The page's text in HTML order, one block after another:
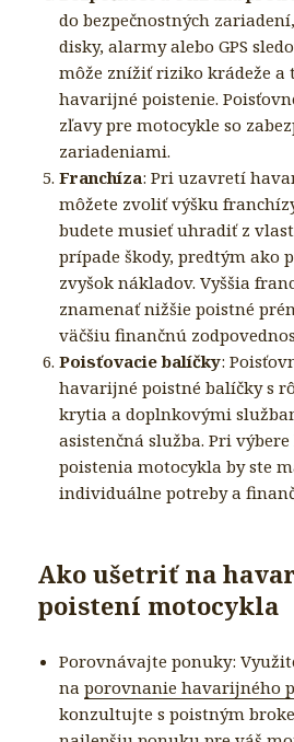
do bezpečnostných
disky, alarmy alebo GPS
môže znížiť riziko krádeže a
havarijné poistenie.
zľavy pre motocykle so
zariadeniami.
Franchíza: Pri uzavretí
môžete zvoliť výšku
budete musieť uhradiť z
prípade škody, predtým ako
zvyšok nákladov. Vyššia
znamenať nižšie poistné
väčšiu finančnú
Poisťovacie balíčky:
havarijné poistné balíčky s
krytia a doplnkovými
asistenčná služba. Pri
poistenia motocykla by ste
individuálne potreby a
Ako ušetriť na
poistení motocykla
Porovnávajte ponuky:
naporovnanie havarijného
konzultujte s poistným